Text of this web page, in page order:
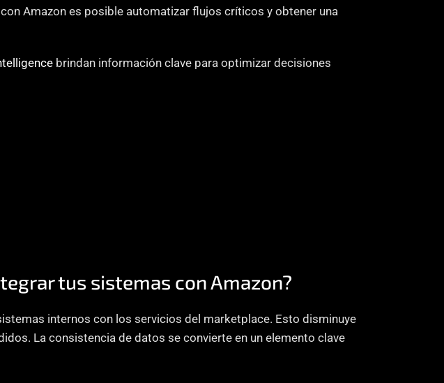
Amazon es posible automatizar flujos críticos y obtener una
brindan información clave para optimizar decisiones
tus sistemas con Amazon?
internos con los servicios del marketplace. Esto disminuye
La consistencia de datos se convierte en un elemento clave